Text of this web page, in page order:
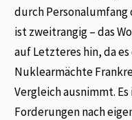
durch
ist zweitrangig – das
auf Letzteres hin, da
Nuklearmächte
Vergleich ausnimmt.
Forderungen nach